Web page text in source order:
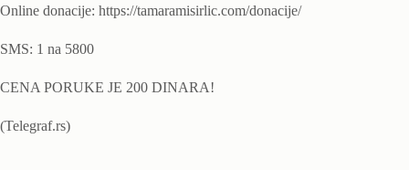
Online donacije: https://tamaramisirlic.com/donacije/
SMS: 1 na 5800
CENA PORUKE JE 200 DINARA!
(Telegraf.rs)